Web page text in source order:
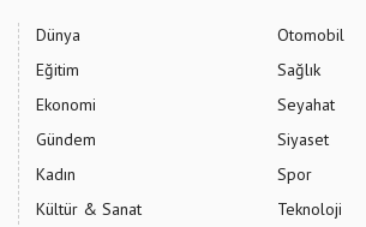
Dünya
Eğitim
Ekonomi
Gündem
Kadın
Kültür & Sanat
Otomobil
Sağlık
Seyahat
Siyaset
Spor
Teknoloji